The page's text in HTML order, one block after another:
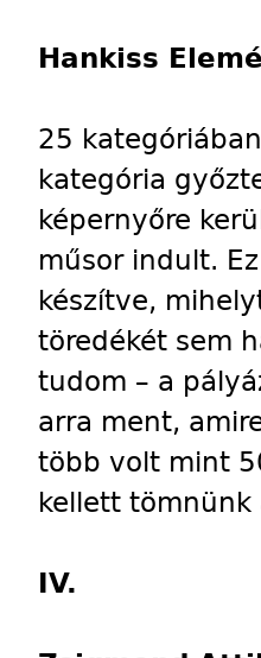
Hankiss
25
kategória
képernyőre
műsor indult.
készítve,
töredékét sem
tudom – a
arra ment,
több volt mint
kellett tömnünk
IV.